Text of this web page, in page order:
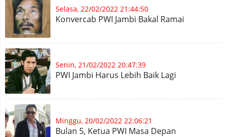
Selasa, 22/02/2022 21:44:50
Konvercab PWI Jambi Bakal Ramai
Senin, 21/02/2022 20:47:39
PWI Jambi Harus Lebih Baik Lagi
Minggu, 20/02/2022 22:06:21
Bulan 5, Ketua PWI Masa Depan